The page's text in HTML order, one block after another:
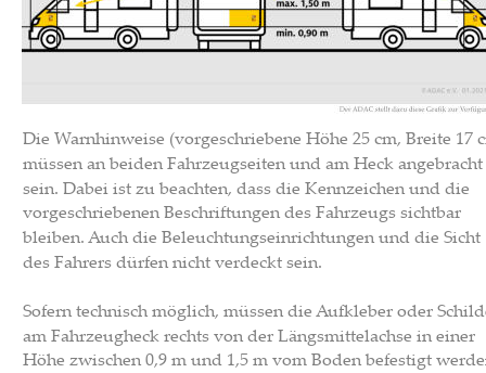
Die Warnhinweise (vorgeschriebene Höhe 25 cm, Breite 17
müssen an beiden Fahrzeugseiten und am Heck angebracht
sein. Dabei ist zu beachten, dass die Kennzeichen und die
vorgeschriebenen Beschriftungen des Fahrzeugs sichtbar
bleiben. Auch die Beleuchtungseinrichtungen und die Sicht
des Fahrers dürfen nicht verdeckt sein.
Sofern technisch möglich, müssen die Aufkleber oder
am Fahrzeugheck rechts von der Längsmittelachse in einer
Höhe zwischen 0,9 m und 1,5 m vom Boden befestigt